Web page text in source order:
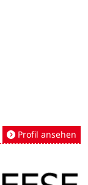
Profil ansehen